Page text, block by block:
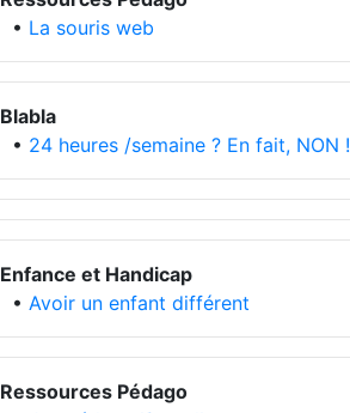
• La souris web
Blabla
• 24 heures /semaine ? En fait, NON !
Enfance et Handicap
• Avoir un enfant différent
Ressources Pédago